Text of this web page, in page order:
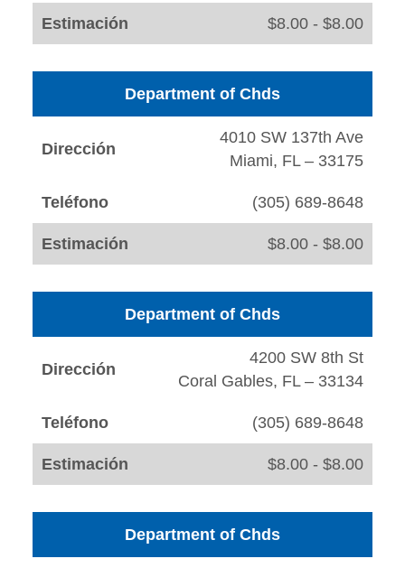
Estimación $8.00 - $8.00
Department of Chds
Dirección
4010 SW 137th Ave
Miami, FL – 33175
Teléfono (305) 689-8648
Estimación $8.00 - $8.00
Department of Chds
Dirección
4200 SW 8th St
Coral Gables, FL – 33134
Teléfono (305) 689-8648
Estimación $8.00 - $8.00
Department of Chds